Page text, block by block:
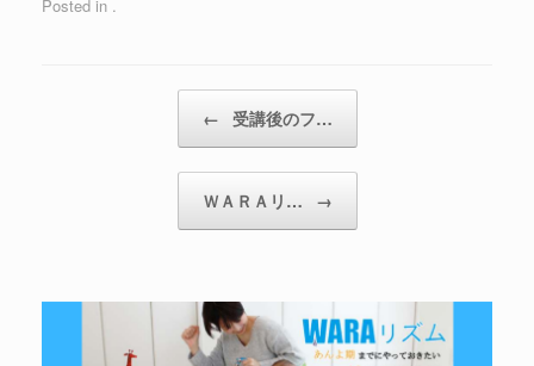
Posted in .
← 受講後のフ…
ＷＡＲＡリ… →